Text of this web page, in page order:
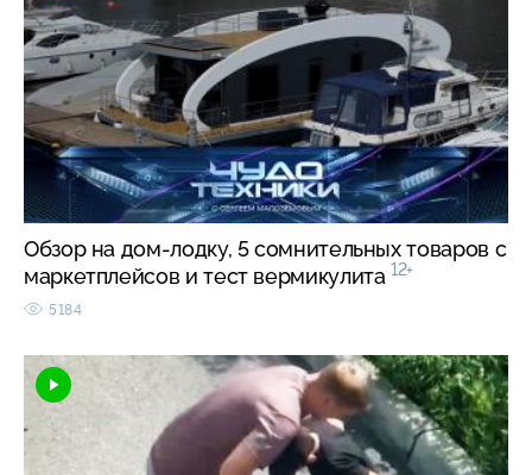
Обзор на дом-лодку, 5 сомнительных товаров с
маркетплейсов и тест вермикулита 12+
5184